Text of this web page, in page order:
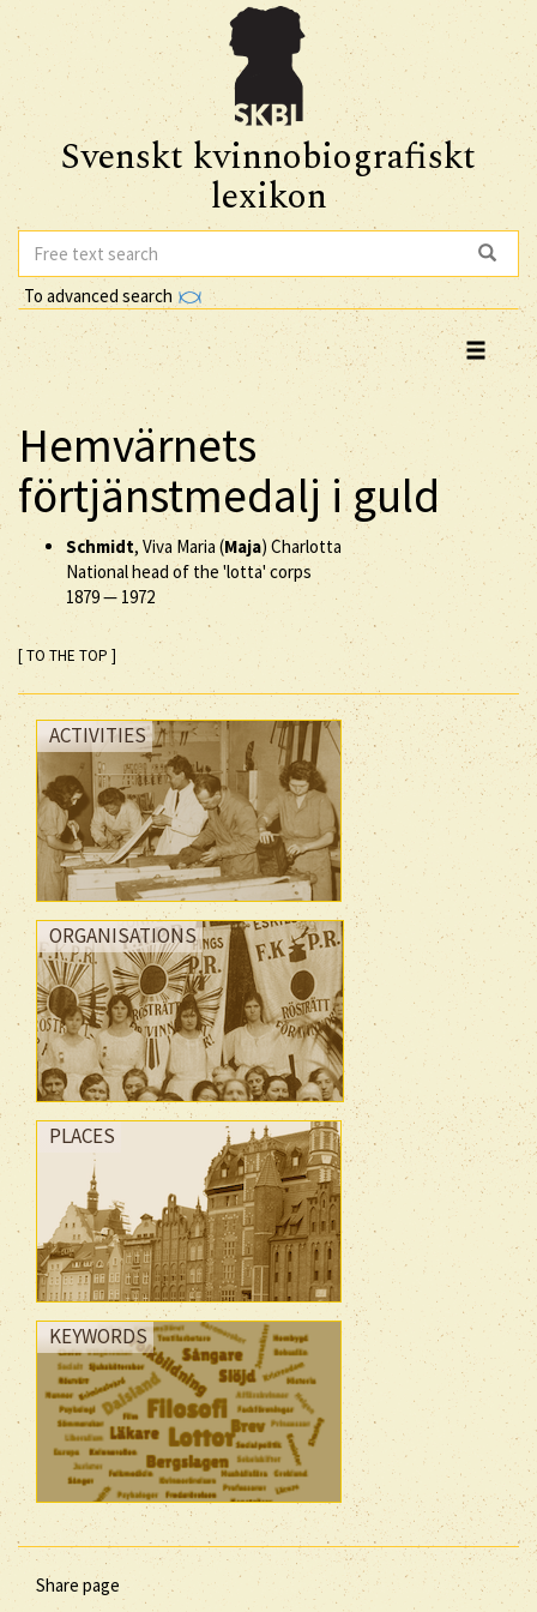
Svenskt kvinnobiografiskt
lexikon
To advanced search
Hemvärnets
förtjänstmedalj i guld
Schmidt, Viva Maria (Maja) Charlotta
National head of the 'lotta' corps
1879— 1972
[ TO THE TOP ]
ACTIVITIES
ORGANISATIONS
PLACES
KEYWORDS
Share page